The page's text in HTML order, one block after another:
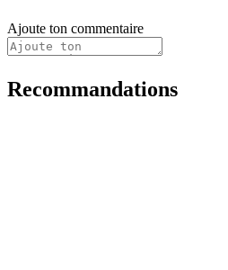
Ajoute ton commentaire
Recommandations